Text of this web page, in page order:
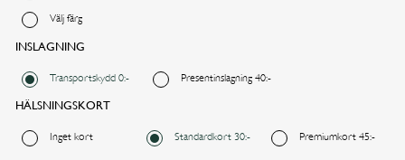
Välj färg
INSLAGNING
Transportskydd 0:- Presentinslagning 40:-
HÄLSNINGSKORT
Inget kort Standardkort 30:- Premiumkort 45:-